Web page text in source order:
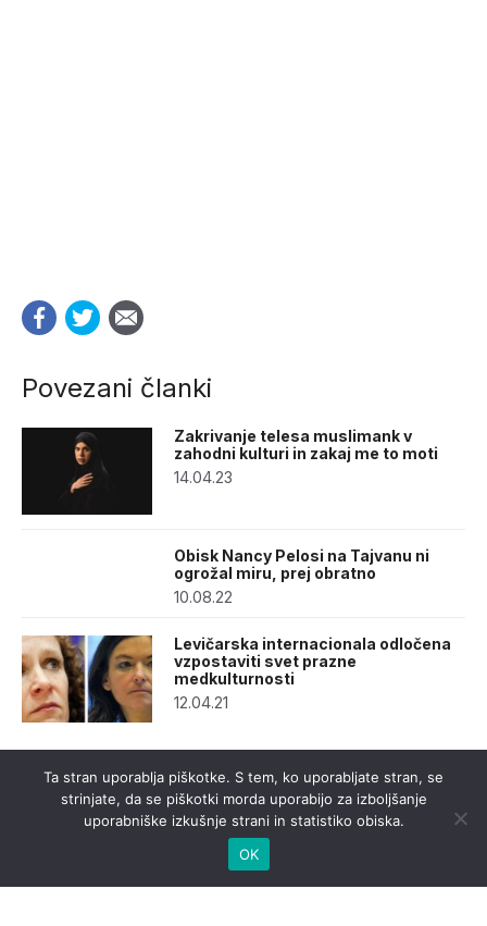
Povezani članki
Zakrivanje telesa muslimank v
zahodni kulturi in zakaj me to moti
14.04.23
Obisk Nancy Pelosi na Tajvanu ni
ogrožal miru, prej obratno
10.08.22
Levičarska internacionala odločena
vzpostaviti svet prazne
medkulturnosti
12.04.21
Ta stran uporablja piškotke. S tem, ko uporabljate stran, se
strinjate, da se piškotki morda uporabijo za izboljšanje
uporabniške izkušnje strani in statistiko obiska.
OK